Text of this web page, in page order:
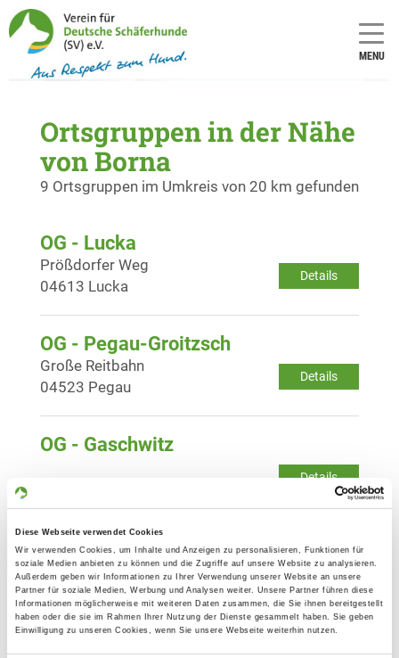
Diese Webseite verwendet Cookies
Wir verwenden Cookies, um Inhalte und Anzeigen zu personalisieren, Funktionen für
soziale Medien anbieten zu können und die Zugriffe auf unsere Website zu analysieren.
Außerdem geben wir Informationen zu Ihrer Verwendung unserer Website an unsere
Partner für soziale Medien, Werbung und Analysen weiter. Unsere Partner führen diese
Informationen möglicherweise mit weiteren Daten zusammen, die Sie ihnen bereitgestellt
haben oder die sie im Rahmen Ihrer Nutzung der Dienste gesammelt haben. Sie geben
Einwilligung zu unseren Cookies, wenn Sie unsere Webseite weiterhin nutzen.
MENU
Ortsgruppen in der Nähe
von Borna
9 Ortsgruppen im Umkreis von 20 km gefunden
OG - Lucka
Details
Prößdorfer Weg
04613 Lucka
OG - Pegau-Groitzsch
Details
Große Reitbahn
04523 Pegau
OG - Gaschwitz
Details
OG - Borna
Details
Witznitzer Str. 115
04552 Borna